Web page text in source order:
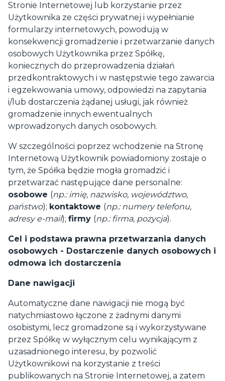
Stronie Internetowej lub korzystanie przez
Użytkownika ze części prywatnej i wypełnianie
formularzy internetowych, powodują w
konsekwencji gromadzenie i przetwarzanie danych
osobowych Użytkownika przez Spółkę,
koniecznych do przeprowadzenia działań
przedkontraktowych i w następstwie tego zawarcia
i egzekwowania umowy, odpowiedzi na zapytania
i/lub dostarczenia żądanej usługi, jak również
gromadzenie innych ewentualnych
wprowadzonych danych osobowych.
W szczególności poprzez wchodzenie na Stronę
Internetową Użytkownik powiadomiony zostaje o
tym, że Spółka będzie mogła gromadzić i
przetwarzać następujące dane personalne:
osobowe (np.: imię, nazwisko, województwo,
państwo); kontaktowe (np.: numery telefonu,
adresy e-mail); firmy (np.: firma, pozycja).
Cel i podstawa prawna przetwarzania danych
osobowych - Dostarczenie danych osobowych i
odmowa ich dostarczenia
Dane nawigacji
Automatyczne dane nawigacji nie mogą być
natychmiastowo łączone z żadnymi danymi
osobistymi, lecz gromadzone są i wykorzystywane
przez Spółkę w wyłącznym celu wynikającym z
uzasadnionego interesu, by pozwolić
Użytkownikowi na korzystanie z treści
publikowanych na Stronie Internetowej, a zatem